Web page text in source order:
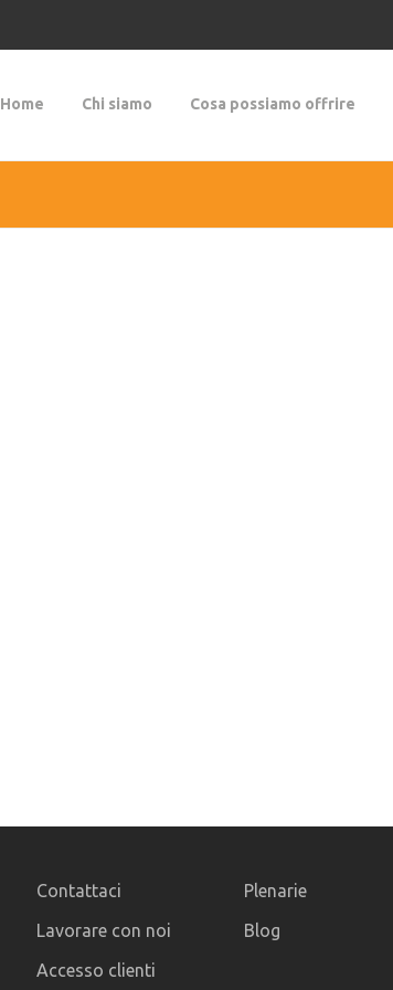
Home Chi siamo Cosa possiamo offrire
Contattaci
Lavorare con noi
Accesso clienti
Plenarie
Blog